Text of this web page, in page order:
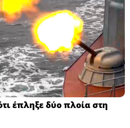
έπληξε δύο πλοία στη